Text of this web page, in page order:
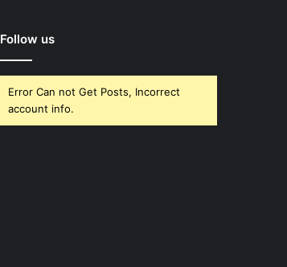
Follow us
Error Can not Get Posts, Incorrect
account info.